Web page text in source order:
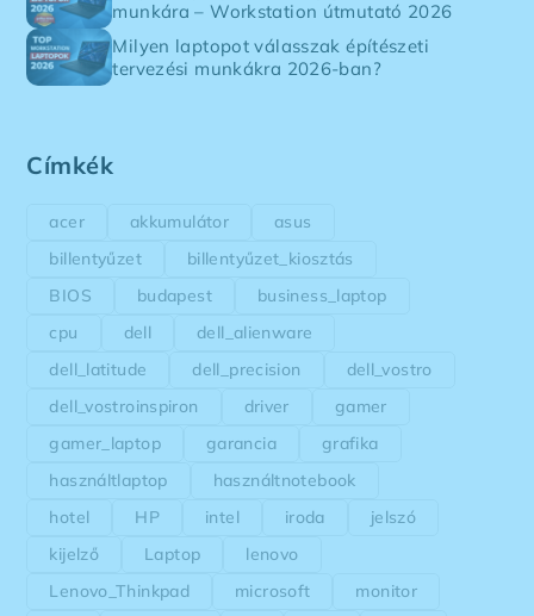
munkára – Workstation útmutató 2026
Milyen laptopot válasszak építészeti
tervezési munkákra 2026-ban?
Címkék
acer akkumulátor
asus
billentyűzet
billentyűzet_kiosztás
BIOS
budapest
business_laptop
cpu
dell
dell_alienware
dell_latitude
dell_precision
dell_vostro
dell_vostroinspiron
driver
gamer
gamer_laptop
garancia
grafika
használtlaptop
használtnotebook
hotel
HP intel iroda
jelszó
kijelző
Laptop
lenovo
Lenovo_Thinkpad
microsoft
monitor